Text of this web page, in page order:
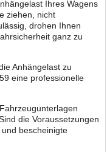
Ihres Wagens
ziehen, nicht
drohen Ihnen
ganz zu
Anhängelast zu
eine professionelle
die Voraussetzungen
bescheinigte